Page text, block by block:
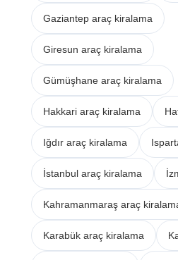
Gaziantep araç kiralama
Giresun araç kiralama
Gümüşhane araç kiralama
Hakkari araç kiralama
Iğdır araç kiralama
İstanbul araç kiralama
Kahramanmaraş araç
Karabük araç kiralama